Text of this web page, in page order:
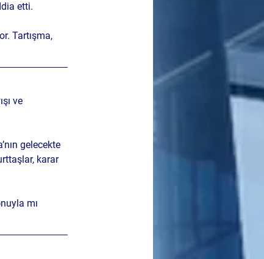
etti.
Tartışma,
ve
gelecekte
karar
mı